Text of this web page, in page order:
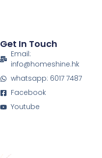
Get In Touch
Email:
info@homeshine.hk
whatsapp: 6017 7487
Facebook
Youtube